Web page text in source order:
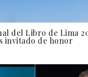
del Libro de Lima
invitado de honor